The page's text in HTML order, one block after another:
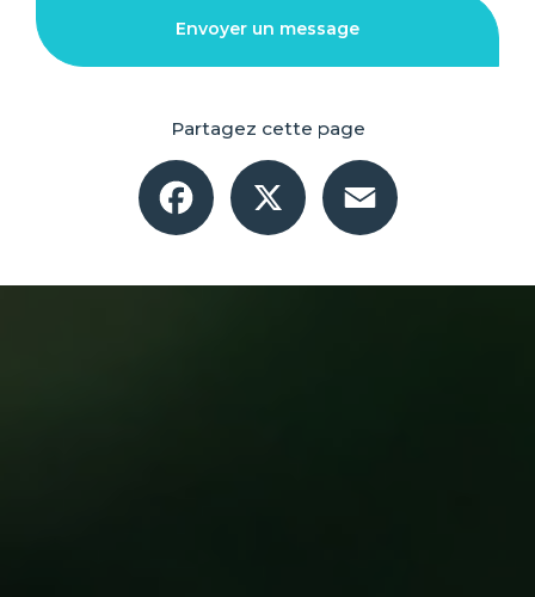
Envoyer un message
Partagez cette page
Facebook